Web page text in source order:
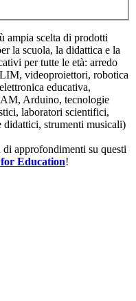
ampia scelta di prodotti
la scuola, la didattica e la
per tutte le età: arredo
videoproiettori, robotica
educativa,
Arduino, tecnologie
laboratori scientifici,
strumenti musicali)
di approfondimenti su questi
Education!